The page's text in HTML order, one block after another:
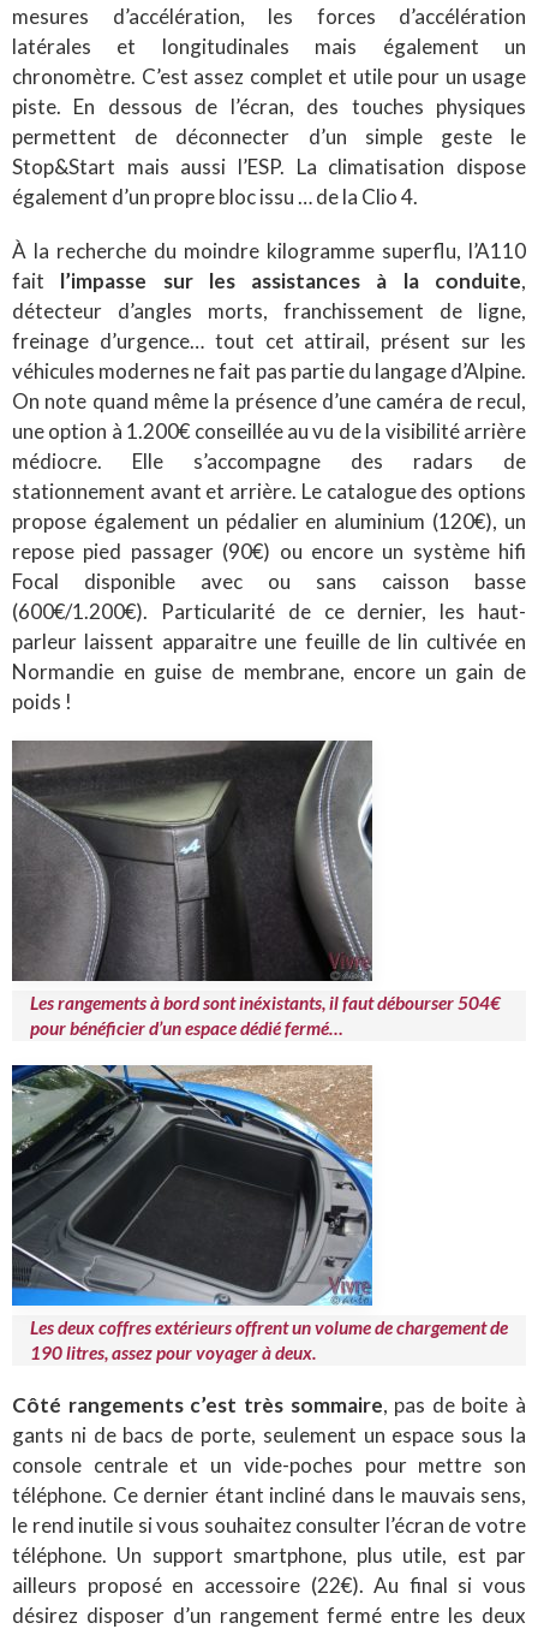
mesures d’accélération, les forces d’accélération
latérales et longitudinales mais également un
chronomètre. C’est assez complet et utile pour un usage
piste. En dessous de l’écran, des touches physiques
permettent de déconnecter d’un simple geste le
Stop&Start mais aussi l’ESP. La climatisation dispose
également d’un propre bloc issu … de la Clio 4.
À la recherche du moindre kilogramme superflu, l’A110
fait l’impasse sur les assistances à la conduite,
détecteur d’angles morts, franchissement de ligne,
freinage d’urgence… tout cet attirail, présent sur les
véhicules modernes ne fait pas partie du langage d’Alpine.
On note quand même la présence d’une caméra de recul,
une option à 1.200€ conseillée au vu de la visibilité arrière
médiocre. Elle s’accompagne des radars de
stationnement avant et arrière. Le catalogue des options
propose également un pédalier en aluminium (120€), un
repose pied passager (90€) ou encore un système hifi
Focal disponible avec ou sans caisson basse
(600€/1.200€). Particularité de ce dernier, les haut-
parleur laissent apparaitre une feuille de lin cultivée en
Normandie en guise de membrane, encore un gain de
poids !
Les rangements à bord sont inéxistants, il faut débourser 504€
pour bénéficier d’un espace dédié fermé…
Les deux coffres extérieurs offrent un volume de chargement de
190 litres, assez pour voyager à deux.
Côté rangements c’est très sommaire, pas de boite à
gants ni de bacs de porte, seulement un espace sous la
console centrale et un vide-poches pour mettre son
téléphone. Ce dernier étant incliné dans le mauvais sens,
le rend inutile si vous souhaitez consulter l’écran de votre
téléphone. Un support smartphone, plus utile, est par
ailleurs proposé en accessoire (22€). Au final si vous
désirez disposer d’un rangement fermé entre les deux